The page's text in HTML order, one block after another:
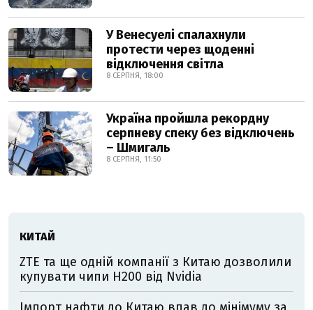
У Венесуелі спалахнули
протести через щоденні
відключення світла
8 СЕРПНЯ, 18:00
Україна пройшла рекордну
серпневу спеку без відключень
– Шмигаль
8 СЕРПНЯ, 11:50
КИТАЙ
ZTE та ще одній компанії з Китаю дозволили
купувати чипи H200 від Nvidia